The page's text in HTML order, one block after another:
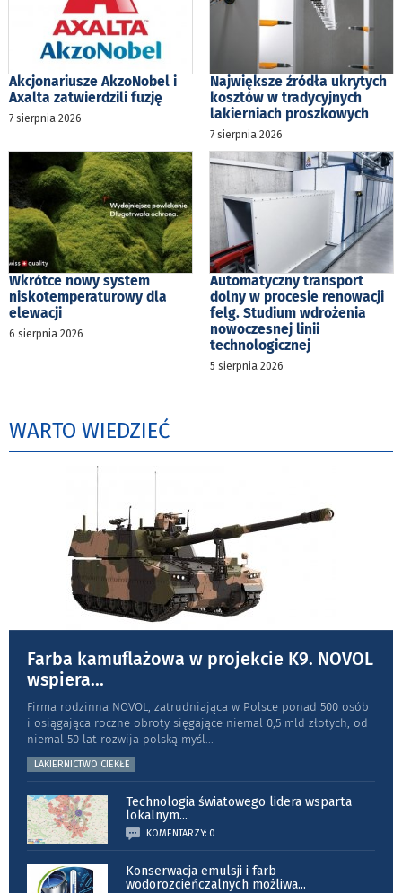
Akcjonariusze AkzoNobel i
Axalta zatwierdzili fuzję
7 sierpnia 2026
Największe źródła ukrytych
kosztów w tradycyjnych
lakierniach proszkowych
7 sierpnia 2026
Wkrótce nowy system
niskotemperaturowy dla
elewacji
6 sierpnia 2026
Automatyczny transport
dolny w procesie renowacji
felg. Studium wdrożenia
nowoczesnej linii
technologicznej
5 sierpnia 2026
WARTO WIEDZIEĆ
Farba kamuflażowa w projekcie K9. NOVOL
wspiera...
Firma rodzinna NOVOL, zatrudniająca w Polsce ponad 500 osób
i osiągająca roczne obroty sięgające niemal 0,5 mld złotych, od
niemal 50 lat rozwija polską myśl
LAKIERNICTWO CIEKŁE
Technologia światowego lidera wsparta
lokalnym...
KOMENTARZY: 0
Konserwacja emulsji i farb
wodorozcieńczalnych możliwa...